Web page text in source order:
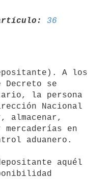
36
Decreto se
la persona
Nacional
almacenar,
en
aduanero.